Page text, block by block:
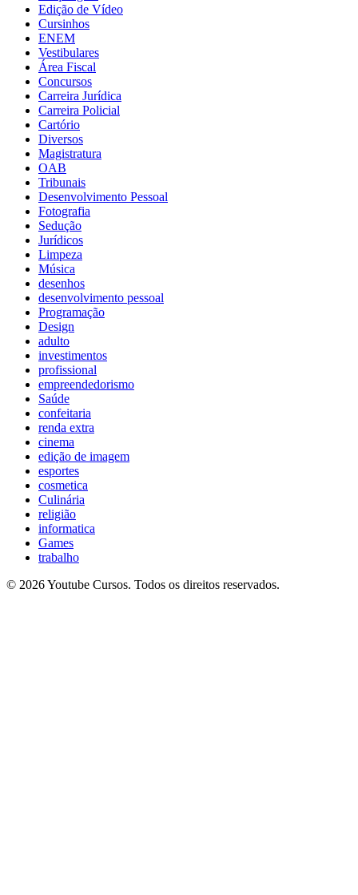
Edição de Vídeo
Cursinhos
ENEM
Vestibulares
Área Fiscal
Concursos
Carreira Jurídica
Carreira Policial
Cartório
Diversos
Magistratura
OAB
Tribunais
Desenvolvimento Pessoal
Fotografia
Sedução
Jurídicos
Limpeza
Música
desenhos
desenvolvimento pessoal
Programação
Design
adulto
investimentos
profissional
empreendedorismo
Saúde
confeitaria
renda extra
cinema
edição de imagem
esportes
cosmetica
Culinária
religião
informatica
Games
trabalho
© 2026 Youtube Cursos. Todos os direitos reservados.